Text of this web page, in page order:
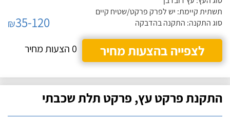
תשתית קיימת: יש לפרק פרקט/שטיח קיים
סוג התקנה: התקנה בהדבקה
₪35-120
לצפייה בהצעות מחיר
0 הצעות מחיר
התקנת פרקט עץ, פרקט תלת שכבתי